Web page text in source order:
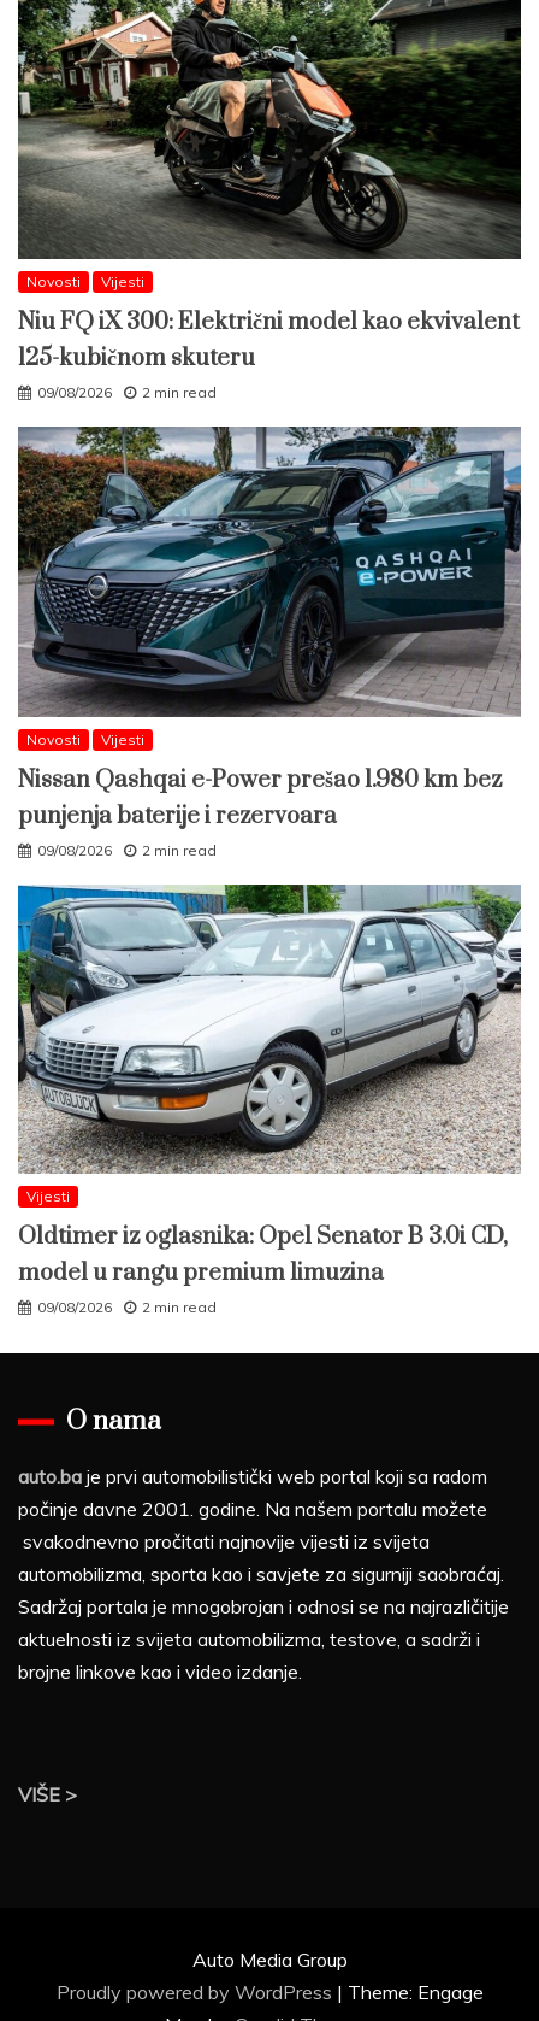
Novosti Vijesti
Niu FQ iX 300: Električni model kao ekvivalent
125-kubičnom skuteru
09/08/2026 2 min read
Novosti Vijesti
Nissan Qashqai e-Power prešao 1.980 km bez
punjenja baterije i rezervoara
09/08/2026 2 min read
Vijesti
Oldtimer iz oglasnika: Opel Senator B 3.0i CD,
model u rangu premium limuzina
09/08/2026 2 min read
O nama
auto.ba je prvi automobilistički web portal koji sa radom
počinje davne 2001. godine. Na našem portalu možete
svakodnevno pročitati najnovije vijesti iz svijeta
automobilizma, sporta kao i savjete za sigurniji saobraćaj.
Sadržaj portala je mnogobrojan i odnosi se na najrazličitije
aktuelnosti iz svijeta automobilizma, testove, a sadrži i
brojne linkove kao i video izdanje.
VIŠE >
Auto Media Group
Proudly powered by WordPress | Theme: Engage